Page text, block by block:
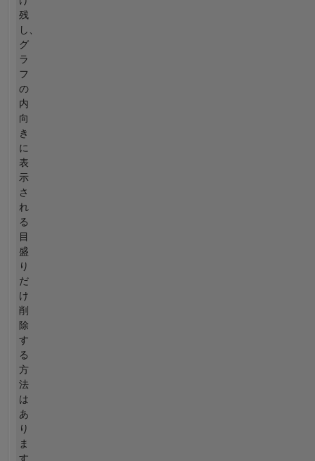
残
し、
グ
ラ
フ
の
内
向
き
に
表
示
さ
れ
る
目
盛
り
だ
け
削
除
す
る
方
法
は
あ
り
ま
す